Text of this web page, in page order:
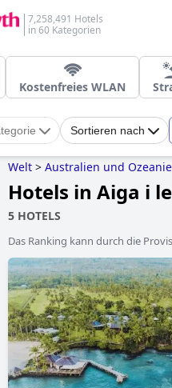
7,258,491 Hotels
in 60 Kategorien
Kostenfreies WLAN
Sortieren nach
Welt > Australien und
Hotels in Aiga i
5 HOTELS
Das Ranking kann durch die